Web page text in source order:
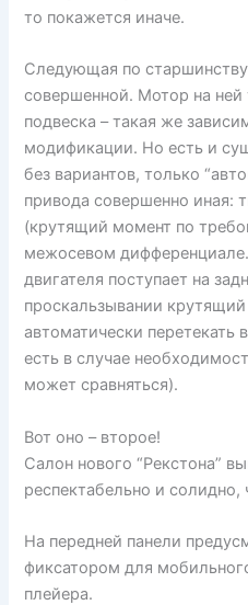
то покажется иначе.
Следующая по
совершенной. Мотор на
подвеска – такая же
модификации. Но есть и
без вариантов, только
привода совершенно иная:
(крутящий момент по
межосевом
двигателя поступает на
проскальзывании
автоматически перетекать
есть в случае
может сравняться).
Вот оно – второе!
Салон нового “Рекстона”
респектабельно и
На передней панели
фиксатором для
плейера.